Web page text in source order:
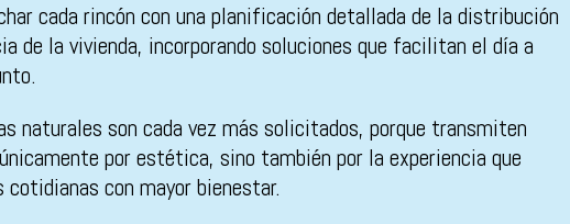
cada rincón con una planificación detallada de la distribución
de la vivienda, incorporando soluciones que facilitan el día a
naturales son cada vez más solicitados, porque transmiten
por estética, sino también por la experiencia que
con mayor bienestar.